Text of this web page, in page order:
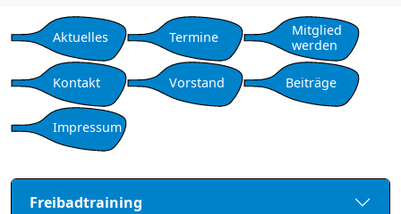
Aktuelles Termine
Mitglied
werden
Kontakt Vorstand Beiträge
Impressum
Freibadtraining